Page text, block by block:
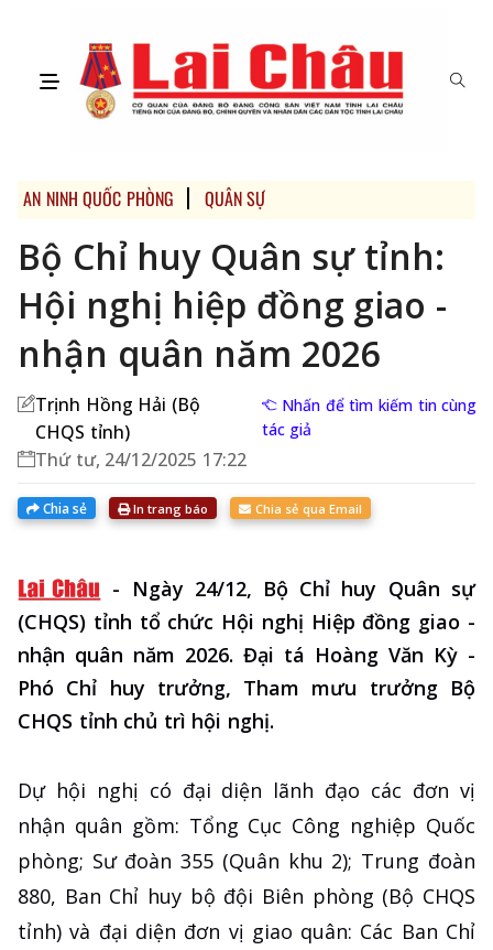
AN NINH QUỐC PHÒNG QUÂN SỰ
Bộ Chỉ huy Quân sự tỉnh:
Hội nghị hiệp đồng giao -
nhận quân năm 2026
Trịnh Hồng Hải (Bộ
CHQS tỉnh)
Nhấn để tìm kiếm tin cùng
tác giả
Thứ tư, 24/12/2025 17:22
Chia sẻ In trang báo Chia sẻ qua Email
- Ngày 24/12, Bộ Chỉ huy Quân sự
(CHQS) tỉnh tổ chức Hội nghị Hiệp đồng giao -
nhận quân năm 2026. Đại tá Hoàng Văn Kỳ -
Phó Chỉ huy trưởng, Tham mưu trưởng Bộ
CHQS tỉnh chủ trì hội nghị.
Dự hội nghị có đại diện lãnh đạo các đơn vị
nhận quân gồm: Tổng Cục Công nghiệp Quốc
phòng; Sư đoàn 355 (Quân khu 2); Trung đoàn
880, Ban Chỉ huy bộ đội Biên phòng (Bộ CHQS
tỉnh) và đại diện đơn vị giao quân: Các Ban Chỉ